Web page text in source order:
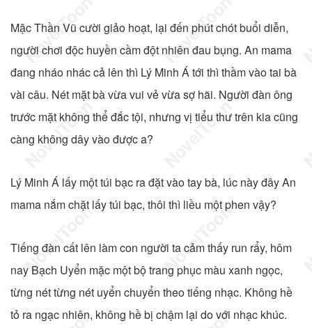
Mặc Thần Vũ cười giảo hoạt, lại đến phút chót buổi diễn,
người chơi độc huyền cầm đột nhiên đau bụng. An mama
đang nháo nhác cả lên thì Lý Minh Á tới thì thầm vào tai bà
vài câu. Nét mặt bà vừa vui vẻ vừa sợ hãi. Người đàn ông
trước mặt không thể đắc tội, nhưng vị tiểu thư trên kia cũng
càng không dây vào được a?
Lý Minh Á lấy một túi bạc ra đặt vào tay bà, lúc này đây An
mama nắm chặt lấy túi bạc, thôi thì liều một phen vậy?
Tiếng đàn cất lên làm con người ta cảm thấy run rẩy, hôm
nay Bạch Uyển mặc một bộ trang phục màu xanh ngọc,
từng nét từng nét uyển chuyển theo tiếng nhạc. Không hề
tỏ ra ngạc nhiên, không hề bị chậm lại do với nhạc khúc.